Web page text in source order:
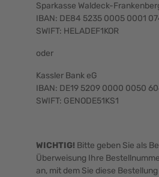
Sparkasse Waldeck-
IBAN: DE84 5235 0005 0001
SWIFT: HELADEF1KOR
oder
Kassler Bank eG
IBAN: DE19 5209 0000 0050
SWIFT: GENODE51KS1
WICHTIG! Bitte geben Sie als
Überweisung Ihre
an, mit dem Sie diese